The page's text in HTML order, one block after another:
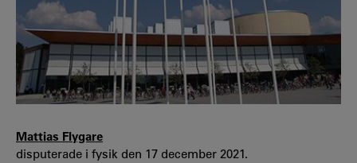
Mattias Flygare
disputerade i fysik den 17 december 2021.